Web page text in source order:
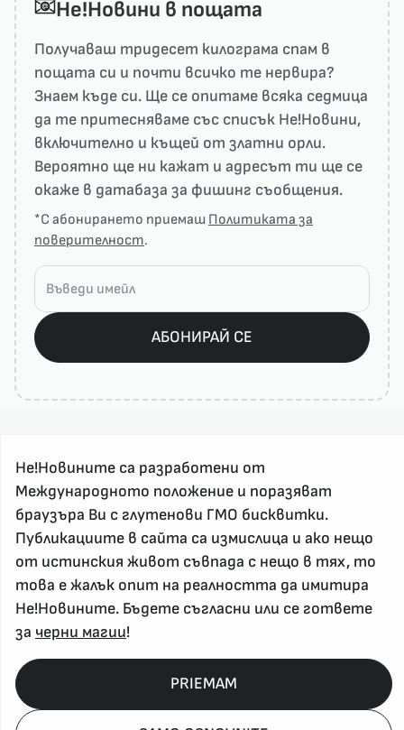
He!Новини в пощата
Получаваш тридесет килограма спам в
пощата си и почти всичко те нервира?
Знаем къде си. Ще се опитаме всяка седмица
да те притесняваме със списък He!Новини,
включително и къщей от златни орли.
Вероятно ще ни кажат и адресът ти ще се
окаже в датабаза за фишинг съобщения.
*С абонирането приемаш Политиката за
поверителност.
АБОНИРАЙ СЕ
За реклама и връзка с нас, пишете на
nenovinite@gmail.com
Контакт
За нас
Напиши Не!Новина
Абонирай се
Не!Новините са разработени от
Международното положение и поразяват
браузъра Ви с глутенови ГМО бисквитки.
Публикациите в сайта са измислица и ако нещо
от истинския живот съвпада с нещо в тях, то
това е жалък опит на реалността да имитира
Не!Новините. Бъдете съгласни или се гответе
за черни магии!
PRIEMAM